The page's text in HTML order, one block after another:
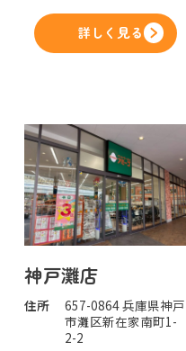
詳しく見る
神戸灘店
住所
657-0864 兵庫県神戸
市灘区新在家南町1-
2-2